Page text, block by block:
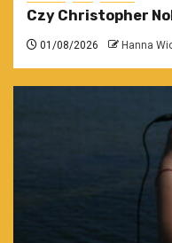
Czy Christopher
01/08/2026 Hanna